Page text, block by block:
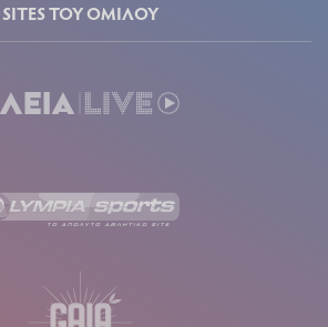
SITES ΤΟΥ ΟΜΙΛΟΥ